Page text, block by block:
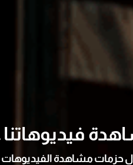
فيديوهاتنا
حزمات مشاهدة الفيديوهات